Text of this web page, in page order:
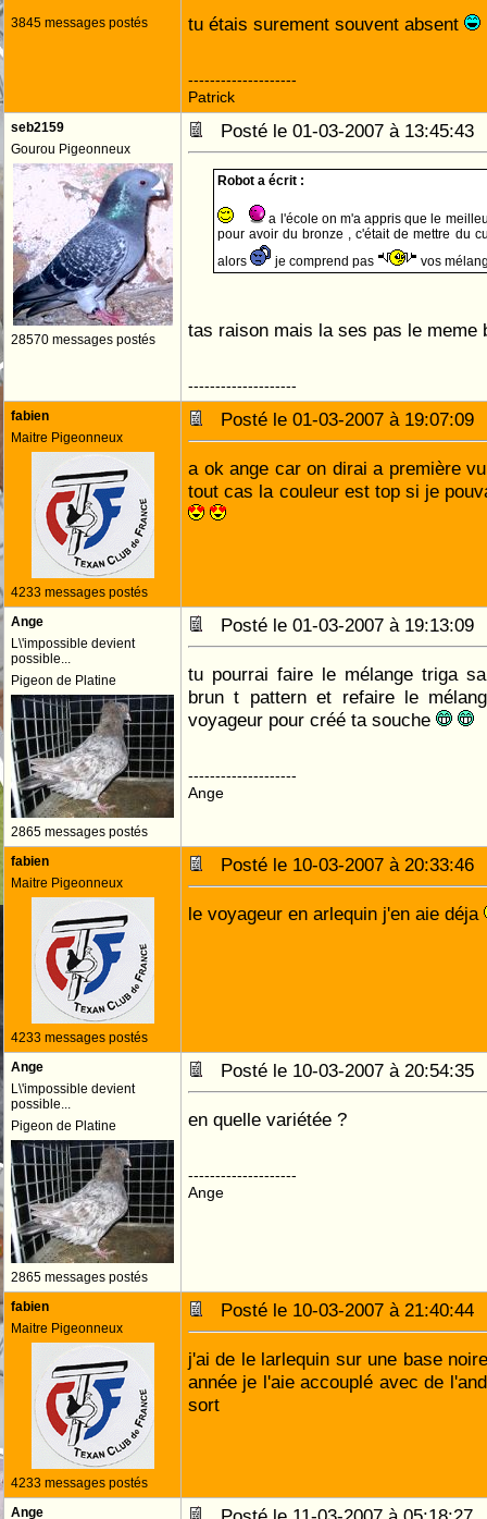
3845 messages postés
tu étais surement souvent absent
--------------------
Patrick
seb2159
Gourou Pigeonneux
28570 messages postés
Posté le 01-03-2007 à
Robot a écrit :
a l'école on m'a appris que le
pour avoir du bronze , c'était de mettre du
alors
je comprend pas vos
tas raison mais la ses pas le meme
--------------------
fabien
Maitre Pigeonneux
4233 messages postés
Posté le 01-03-2007 à
a ok ange car on dirai a première
tout cas la couleur est top si je
Ange
L\'impossible devient
possible...
Pigeon de Platine
2865 messages postés
Posté le 01-03-2007 à
tu pourrai faire le mélange triga
brun t pattern et refaire le
voyageur pour créé ta souche
--------------------
Ange
fabien
Maitre Pigeonneux
4233 messages postés
Posté le 10-03-2007 à
le voyageur en arlequin j'en aie déja
Ange
L\'impossible devient
possible...
Pigeon de Platine
2865 messages postés
Posté le 10-03-2007 à
en quelle variétée ?
--------------------
Ange
fabien
Maitre Pigeonneux
4233 messages postés
Posté le 10-03-2007 à
j'ai de le larlequin sur une base
année je l'aie accouplé avec de
sort
Ange